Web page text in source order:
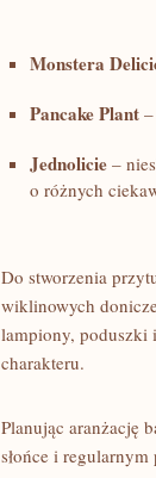
Monstera
Pancake Plant
Jednolicie –
o różnych
Do stworzenia
wiklinowych
lampiony, poduszki
charakteru.
Planując aranżację⁢
słońce i